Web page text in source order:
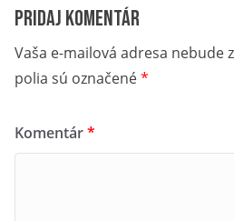
Pridaj komentár
Vaša e-mailová adresa nebude
polia sú označené*
Komentár*